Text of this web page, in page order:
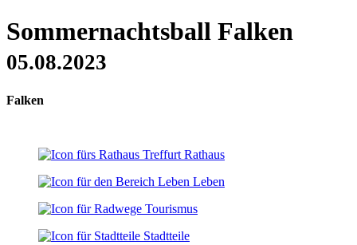
Sommernachtsball Falken
05.08.2023
Falken
Rathaus
Leben
Tourismus
Stadtteile